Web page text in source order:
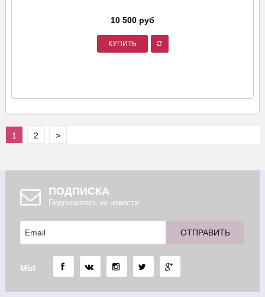
10 500 руб
КУПИТЬ
1 2 >
ПОДПИСКА
Подпишитесь на новости
МЫ